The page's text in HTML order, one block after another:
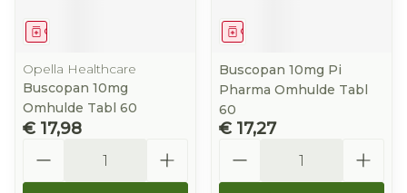
Geneesmiddel
Opella Healthcare
Buscopan 10mg
Omhulde Tabl 60
€ 17,98
Geneesmiddel
Buscopan 10mg Pi
Pharma Omhulde Tabl
60
€ 17,27